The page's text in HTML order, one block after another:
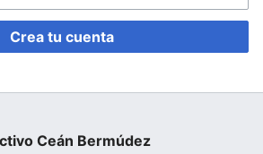
Crea tu cuenta
Ceán Bermúdez